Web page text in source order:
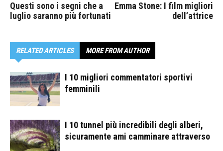
Questi sono i segni che a
luglio saranno più fortunati
Emma Stone: I film migliori
dell’attrice
RELATED ARTICLES MORE FROM AUTHOR
I 10 migliori commentatori sportivi
femminili
I 10 tunnel più incredibili degli alberi,
sicuramente ami camminare attraverso